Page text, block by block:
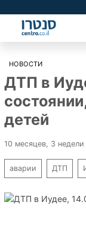
НОВОСТИ
ДТП в
детей
10 месяцев, 3
аварии ДТП